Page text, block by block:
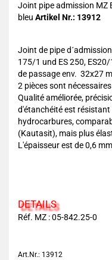
Joint pipe admission MZ
bleu Artikel Nr.: 13912
Joint de pipe
175/1 und ES 250,
de passage env. 32x27
2 pièces sont
Qualité améliorée,
d'étanchéité est résistant
hydrocarbures,
(Kautasit), mais plus
L'épaisseur est de 0,6
DETAILS
Réf. MZ :05-842.25-0
Art.Nr.: 13912